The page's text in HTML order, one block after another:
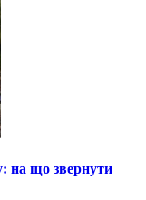
на що звернути